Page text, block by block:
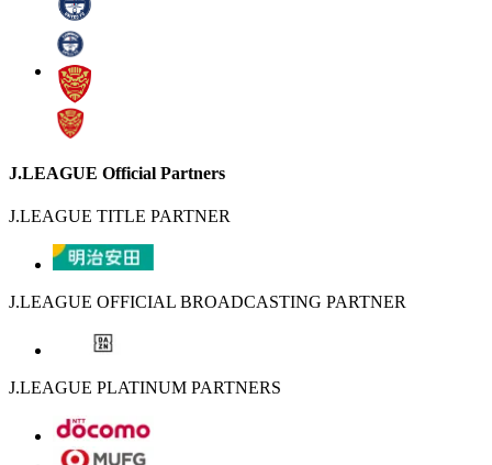
J.LEAGUE Official Partners
J.LEAGUE TITLE PARTNER
J.LEAGUE OFFICIAL BROADCASTING PARTNER
J.LEAGUE PLATINUM PARTNERS